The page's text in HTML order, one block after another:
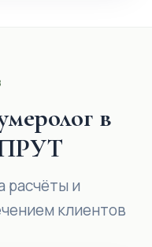
в
расчёты и
клиентов